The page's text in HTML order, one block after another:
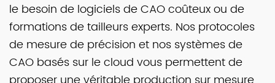
le besoin de logiciels de CAO coûteux ou de
formations de tailleurs experts. Nos protocoles
de mesure de précision et nos systèmes de
CAO basés sur le cloud vous permettent de